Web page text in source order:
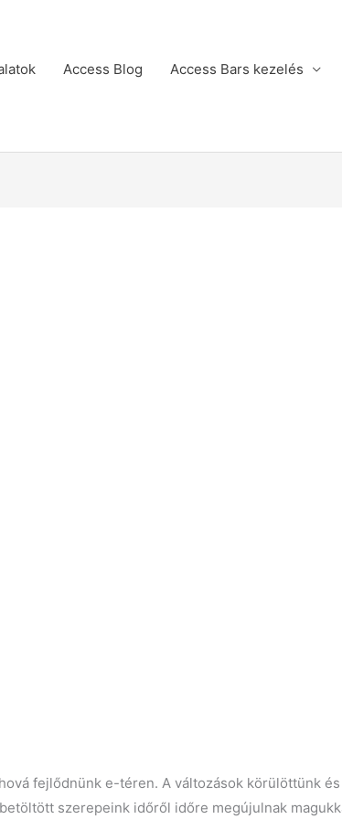
Access Blog Access Bars kezelés
fejlődnünk e-téren. A változások körülöttünk
szerepeink időről időre megújulnak